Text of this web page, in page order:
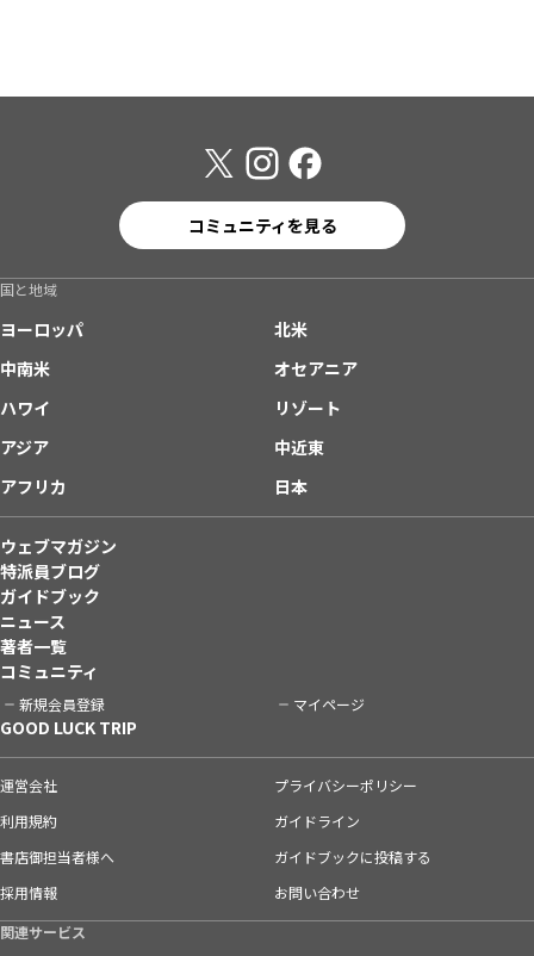
コミュニティを見る
国と地域
ヨーロッパ
北米
中南米
オセアニア
ハワイ
リゾート
アジア
中近東
アフリカ
日本
ウェブマガジン
特派員ブログ
ガイドブック
ニュース
著者一覧
コミュニティ
新規会員登録 マイページ
GOOD LUCK TRIP
運営会社
プライバシーポリシー
利用規約
ガイドライン
書店御担当者様へ
ガイドブックに投稿する
採用情報
お問い合わせ
関連サービス